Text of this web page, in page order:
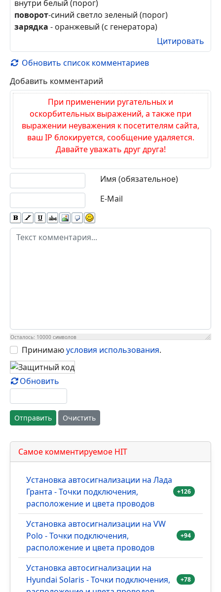
пер лев-розовый
пер прав-розочерный
зад лев-белый
все надо развязать диодами в разрыв иначи
конц баг-синий
бенз- коричневый экранированный провод
внутри белый (порог)
поворот-синий светло зеленый (порог)
зарядка- оранжевый (с генератора)
Цитировать
Обновить список комментариев
Добавить комментарий
При применении ругательных и
оскорбительных выражений, а также при
выражении неуважения к посетителям сайта,
ваш IP блокируется, сообщение удаляется.
Осталось:10000символов
Принимаюусловия использования
Обновить
Отправить Очистить
Самое комментируемое HIT
Установка автосигнализации на Лада